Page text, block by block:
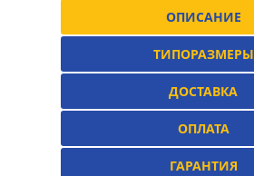
ОПИСАНИЕ
ТИПОРАЗМЕРЫ
ДОСТАВКА
ОПЛАТА
ГАРАНТИЯ